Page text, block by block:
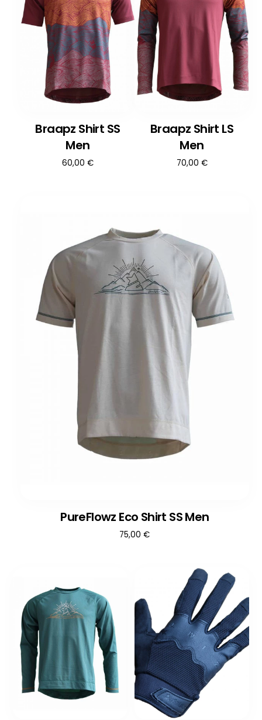
Braapz Shirt SS
Men
60,00 €
Braapz Shirt LS
Men
70,00 €
PureFlowz Eco Shirt SS Men
75,00€